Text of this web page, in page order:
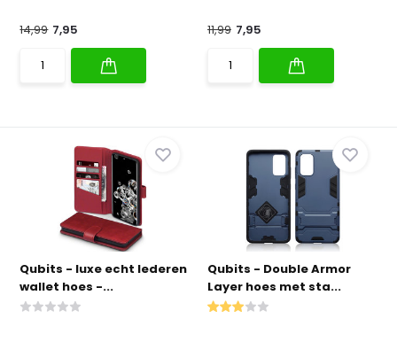
14,99 7,95 11,99 7,95
Qubits - luxe echt lederen
wallet hoes -...
Qubits - Double Armor
Layer hoes met sta...